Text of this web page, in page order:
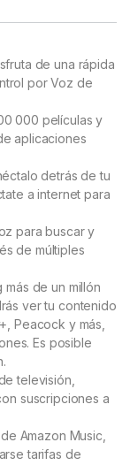
de una rápida
por Voz de
000 películas y
aplicaciones
detrás de tu
a internet para
para buscar y
de múltiples
más de un millón
ver tu contenido
Peacock y más,
Es posible
televisión,
suscripciones a
Amazon Music,
tarifas de